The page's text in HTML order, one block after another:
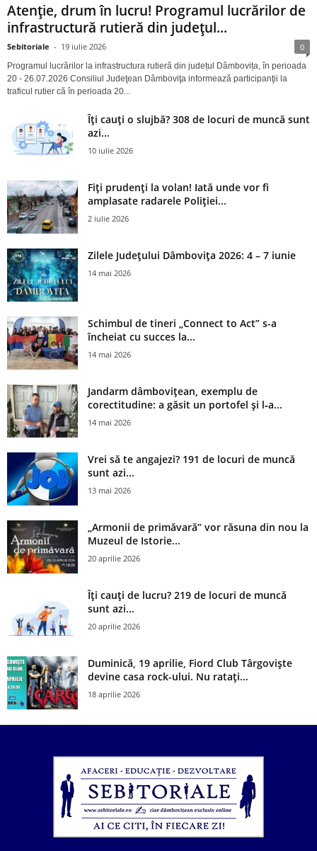
Atenție, drum în lucru! Programul lucrărilor de
infrastructură rutieră din județul...
Sebitoriale - 19 iulie 2026 0
Programul lucrărilor la infrastructura rutieră din județul Dâmbovița, în perioada
20 - 26.07.2026 Consiliul Judeţean Dâmboviţa informează participanţii la
traficul rutier că în perioada 20...
Îți cauți o slujbă? 308 de locuri de muncă sunt
azi...
10 iulie 2026
Fiți prudenți la volan! Iată unde vor fi
amplasate radarele Poliției...
2 iulie 2026
Zilele Județului Dâmbovița 2026: 4 – 7 iunie
14 mai 2026
Schimbul de tineri „Connect to Act” s-a
încheiat cu succes la...
14 mai 2026
Jandarm dâmbovițean, exemplu de
corectitudine: a găsit un portofel și l‑a...
14 mai 2026
Vrei să te angajezi? 191 de locuri de muncă
sunt azi...
13 mai 2026
„Armonii de primăvară” vor răsuna din nou la
Muzeul de Istorie...
20 aprilie 2026
Îți cauți de lucru? 219 de locuri de muncă
sunt azi...
20 aprilie 2026
Duminică, 19 aprilie, Fiord Club Târgoviște
devine casa rock-ului. Nu ratați...
18 aprilie 2026